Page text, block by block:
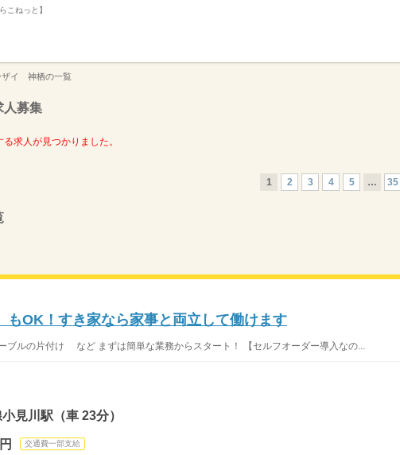
こねっと】
ザイ 神栖の一覧
募集
求人が見つかりました。
1 2 3 4 5 … 35
もOK！すき家なら家事と両立して働けます
ブルの片付け など まずは簡単な業務からスタート！ 【セルフオーダー導入なの...
見川駅（車 23分）
交通費一部支給